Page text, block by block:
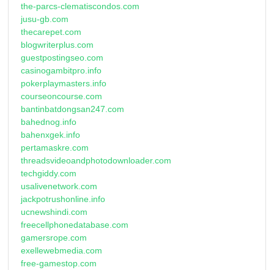
the-parcs-clematiscondos.com
jusu-gb.com
thecarepet.com
blogwriterplus.com
guestpostingseo.com
casinogambitpro.info
pokerplaymasters.info
courseoncourse.com
bantinbatdongsan247.com
bahednog.info
bahenxgek.info
pertamaskre.com
threadsvideoandphotodownloader.com
techgiddy.com
usalivenetwork.com
jackpotrushonline.info
ucnewshindi.com
freecellphonedatabase.com
gamersrope.com
exellewebmedia.com
free-gamestop.com